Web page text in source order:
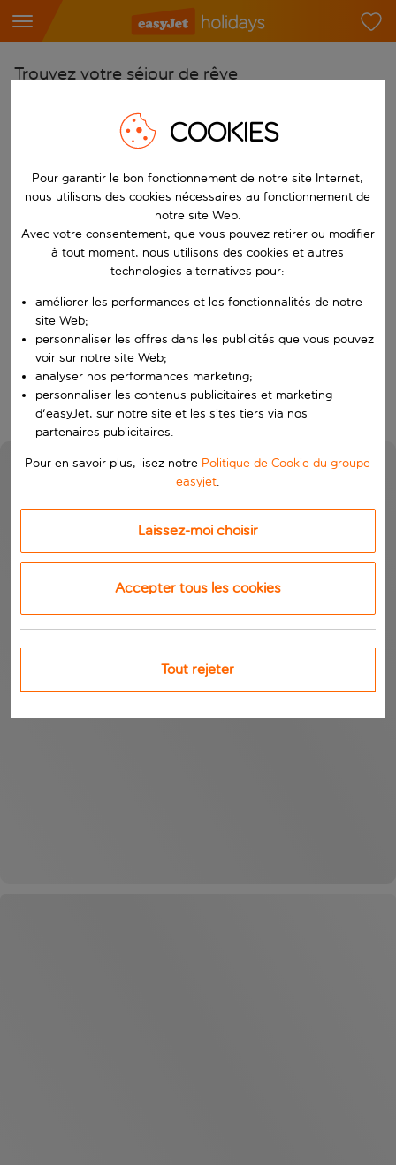
Trouvez votre séjour de rêve
Choisissez votre aéroport
Commencez à taper pour la saisie automatique. Lorsque les
Choisissez votre destination
Vers
Choisissez vos dates
Quand
Rechercher
COOKIES
Pour garantir le bon fonctionnement de notre site Internet,
nous utilisons des cookies nécessaires au fonctionnement de
notre site Web.
Avec votre consentement, que vous pouvez retirer ou modifier
à tout moment, nous utilisons des cookies et autres
technologies alternatives pour:
améliorer les performances et les fonctionnalités de notre
site Web;
personnaliser les offres dans les publicités que vous pouvez
voir sur notre site Web;
analyser nos performances marketing;
personnaliser les contenus publicitaires et marketing
d'easyJet, sur notre site et les sites tiers via nos
partenaires publicitaires.
Pour en savoir plus, lisez notre Politique de Cookie du groupe
easyjet.
Laissez-moi choisir
Accepter tous les cookies
Tout rejeter